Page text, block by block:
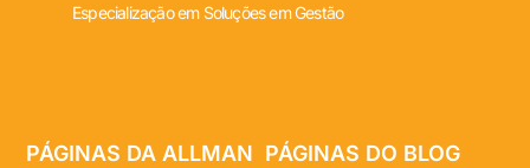
Especialização em Soluções em Gestão
PÁGINAS DA ALLMAN PÁGINAS DO BLOG